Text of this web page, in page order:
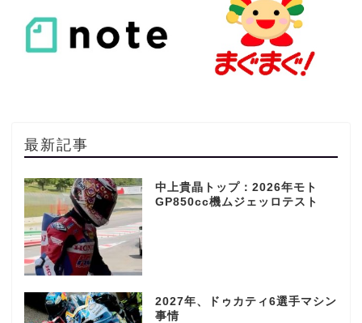
最新記事
中上貴晶トップ：2026年モト
GP850cc機ムジェッロテスト
2027年、ドゥカティ6選手マシン
事情